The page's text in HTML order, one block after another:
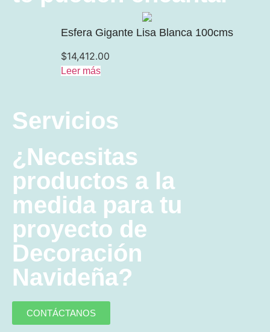
Esfera Gigante Lisa Blanca 100cms
$14,412.00
Leer más
Servicios
¿Necesitas
productos a la
medida para tu
proyecto de
Decoración
Navideña?
CONTÁCTANOS